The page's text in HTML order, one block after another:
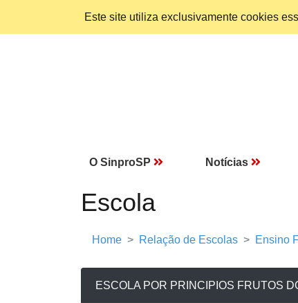
Este site utiliza exclusivamente cookies
O SinproSP Notícias
Escola
Home Relação de Escolas Ensino
ESCOLA POR PRINCIPIOS FRUTOS